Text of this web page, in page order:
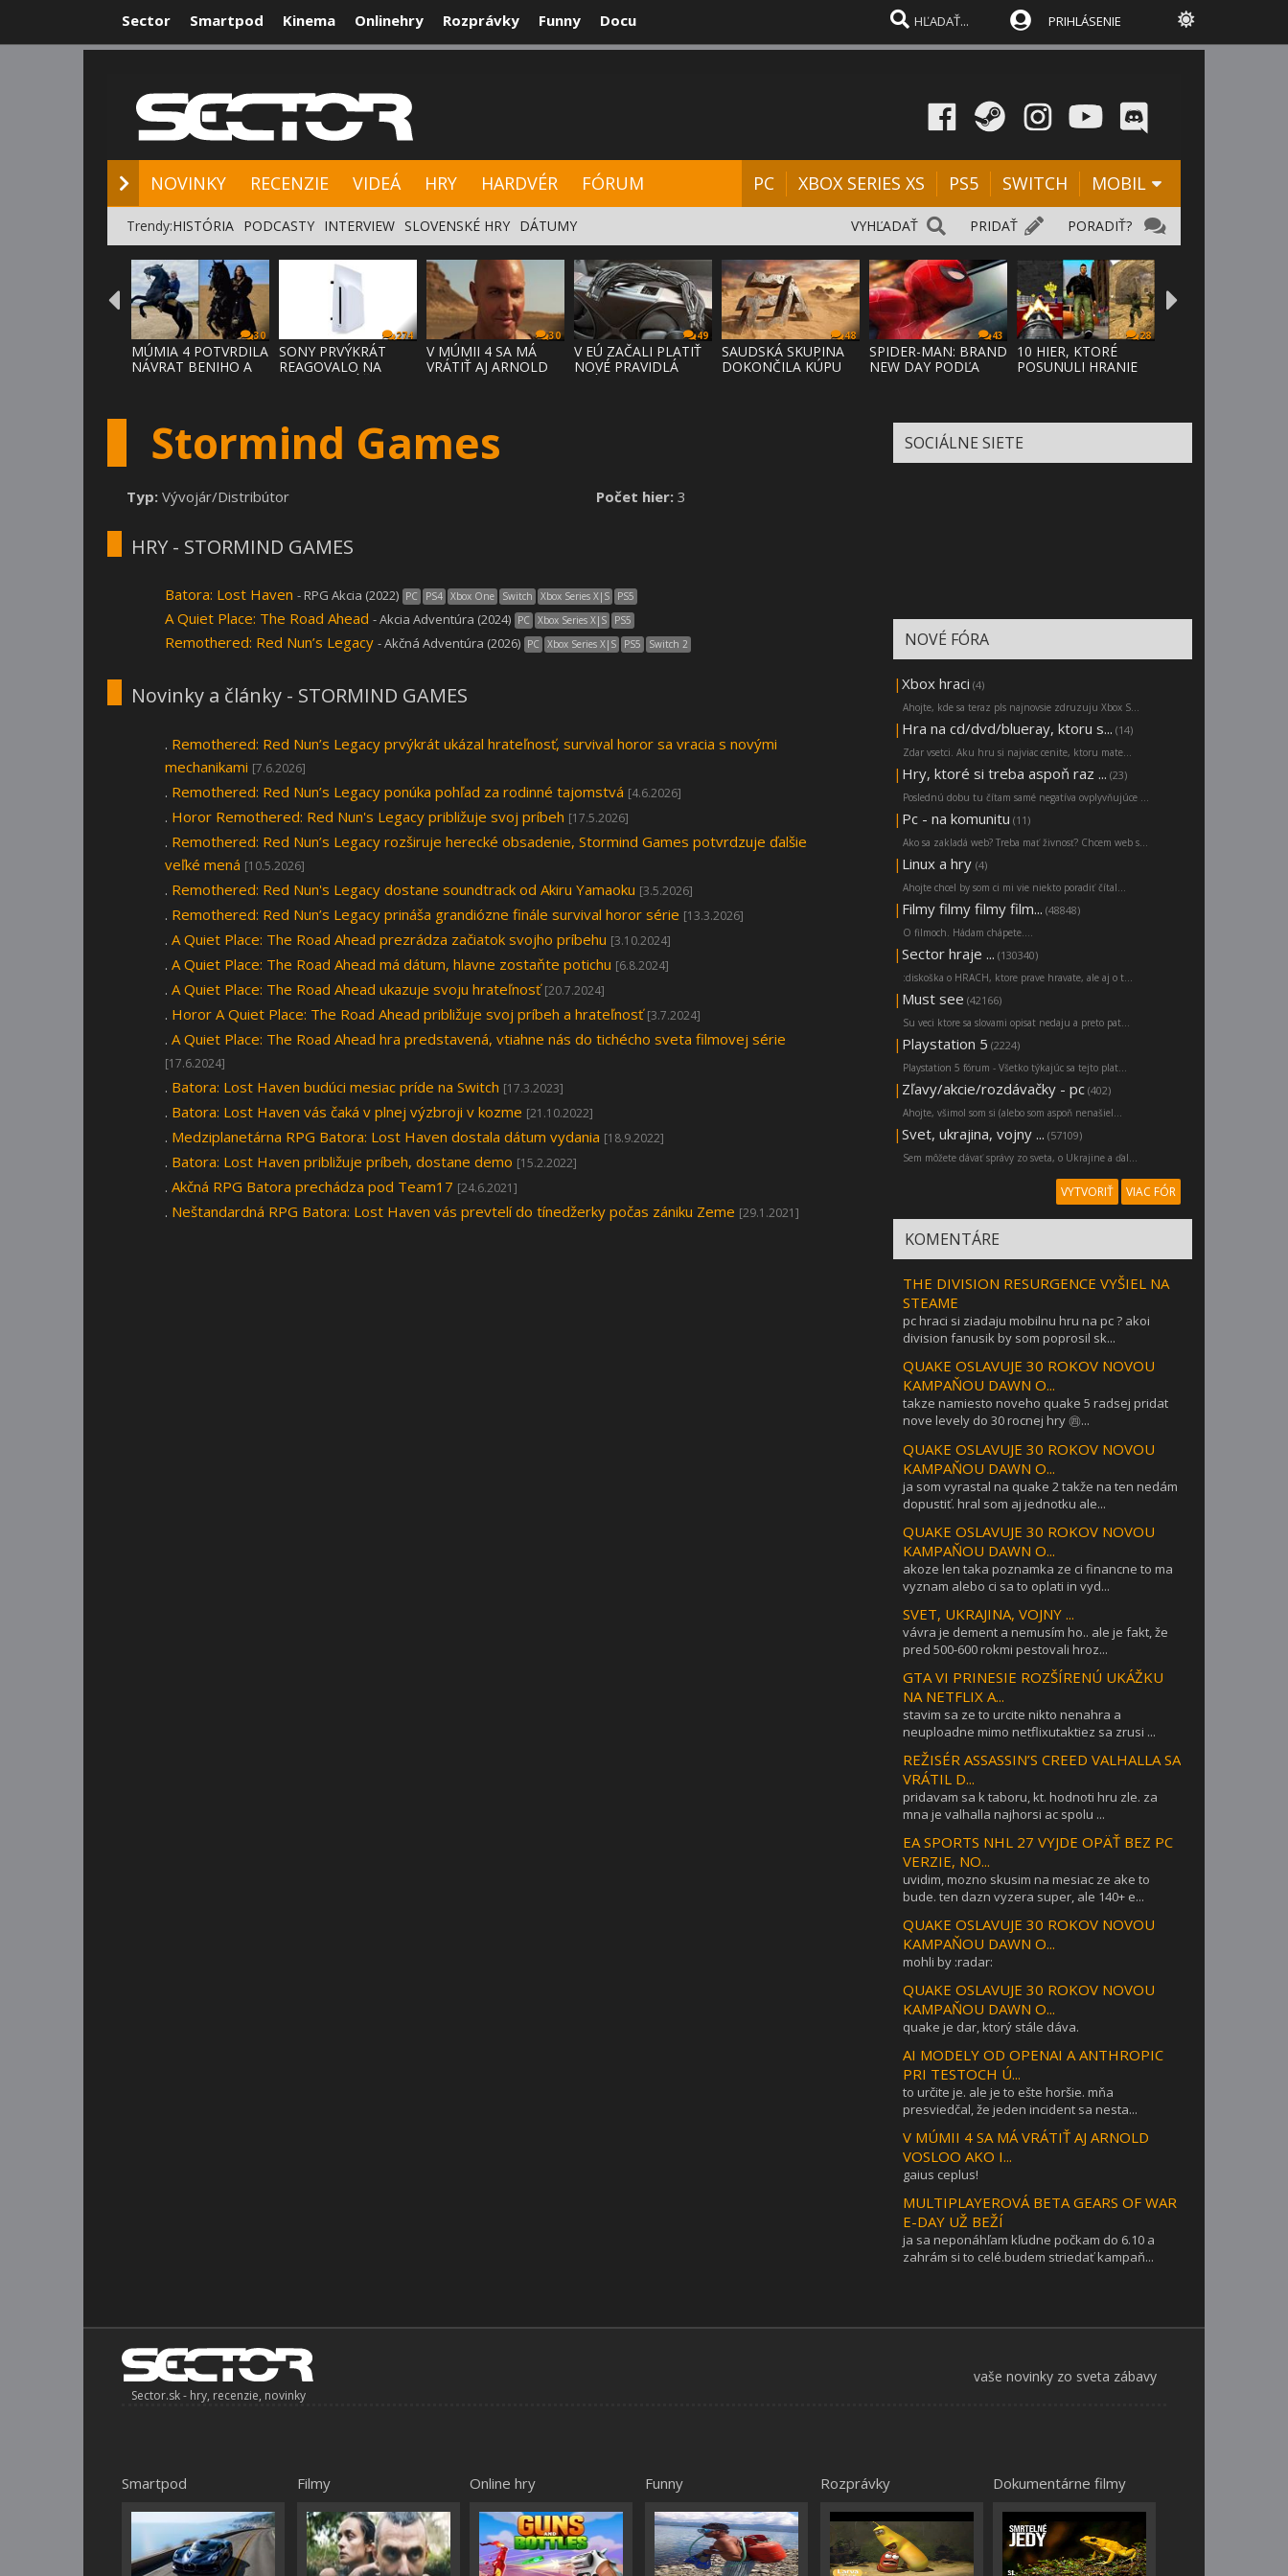
Sector Smartpod Kinema Onlinehry Rozprávky Funny Docu PRIHLÁSENIE
NOVINKY RECENZIE VIDEÁ HRY HARDVÉR FÓRUM PC XBOX SERIES XS PS5 SWITCH MOBIL
PORADIŤ?
PRIDAŤ
VYHĽADAŤ
Trendy:HISTÓRIA PODCASTY INTERVIEW SLOVENSKÉ HRY DÁTUMY
30
MÚMIA 4 POTVRDILA
NÁVRAT BENIHO A
274
SONY PRVÝKRÁT
REAGOVALO NA
30
V MÚMII 4 SA MÁ
VRÁTIŤ AJ ARNOLD
49
V EÚ ZAČALI PLATIŤ
NOVÉ PRAVIDLÁ
48
SAUDSKÁ SKUPINA
DOKONČILA KÚPU
43
SPIDER-MAN: BRAND
NEW DAY PODĽA
28
10 HIER, KTORÉ
POSUNULI HRANIE
Stormind Games
Počet hier: 3
Typ: Vývojár/Distribútor
HRY - STORMIND GAMES
Batora: Lost Haven - RPG Akcia (2022) PC PS4 Xbox One Switch Xbox Series X|S PS5
A Quiet Place: The Road Ahead - Akcia Adventúra (2024) PC Xbox Series X|S PS5
Remothered: Red Nun’s Legacy - Akčná Adventúra (2026) PC Xbox Series X|S PS5 Switch 2
Novinky a články - STORMIND GAMES
. Remothered: Red Nun’s Legacy prvýkrát ukázal hrateľnosť, survival horor sa vracia s novými
mechanikami [7.6.2026]
. Remothered: Red Nun’s Legacy ponúka pohľad za rodinné tajomstvá [4.6.2026]
. Horor Remothered: Red Nun's Legacy približuje svoj príbeh [17.5.2026]
. Remothered: Red Nun’s Legacy rozširuje herecké obsadenie, Stormind Games potvrdzuje ďalšie
veľké mená [10.5.2026]
. Remothered: Red Nun's Legacy dostane soundtrack od Akiru Yamaoku [3.5.2026]
. Remothered: Red Nun’s Legacy prináša grandiózne finále survival horor série [13.3.2026]
. A Quiet Place: The Road Ahead prezrádza začiatok svojho príbehu [3.10.2024]
. A Quiet Place: The Road Ahead má dátum, hlavne zostaňte potichu [6.8.2024]
. A Quiet Place: The Road Ahead ukazuje svoju hrateľnosť [20.7.2024]
. Horor A Quiet Place: The Road Ahead približuje svoj príbeh a hrateľnosť [3.7.2024]
. A Quiet Place: The Road Ahead hra predstavená, vtiahne nás do tichécho sveta filmovej série
[17.6.2024]
. Batora: Lost Haven budúci mesiac príde na Switch [17.3.2023]
. Batora: Lost Haven vás čaká v plnej výzbroji v kozme [21.10.2022]
. Medziplanetárna RPG Batora: Lost Haven dostala dátum vydania [18.9.2022]
. Batora: Lost Haven približuje príbeh, dostane demo [15.2.2022]
. Akčná RPG Batora prechádza pod Team17 [24.6.2021]
. Neštandardná RPG Batora: Lost Haven vás prevtelí do tínedžerky počas zániku Zeme [29.1.2021]
SOCIÁLNE SIETE
NOVÉ FÓRA
| Xbox hraci (4)
Ahojte, kde sa teraz pls najnovsie zdruzuju Xbox S...
| Hra na cd/dvd/blueray, ktoru s... (14)
Zdar vsetci. Aku hru si najviac cenite, ktoru mate...
| Hry, ktoré si treba aspoň raz ... (23)
Poslednú dobu tu čítam samé negatíva ovplyvňujúce ...
| Pc - na komunitu (11)
Ako sa zakladá web? Treba mať živnosť? Chcem web s...
| Linux a hry (4)
Ahojte chcel by som ci mi vie niekto poradiť čítal...
| Filmy filmy filmy film... (48848)
O filmoch. Hádam chápete....
| Sector hraje ... (130340)
:diskoška o HRACH, ktore prave hravate, ale aj o t...
| Must see (42166)
Su veci ktore sa slovami opisat nedaju a preto pat...
| Playstation 5 (2224)
Playstation 5 fórum - Všetko týkajúc sa tejto plat...
| Zľavy/akcie/rozdávačky - pc (402)
Ahojte, všimol som si (alebo som aspoň nenašiel...
| Svet, ukrajina, vojny ... (57109)
Sem môžete dávať správy zo sveta, o Ukrajine a ďal...
VYTVORIŤ VIAC FÓR
KOMENTÁRE
THE DIVISION RESURGENCE VYŠIEL NA
STEAME
pc hraci si ziadaju mobilnu hru na pc ? akoi
division fanusik by som poprosil sk...
QUAKE OSLAVUJE 30 ROKOV NOVOU
KAMPAŇOU DAWN O...
takze namiesto noveho quake 5 radsej pridat
nove levely do 30 rocnej hry ㊃...
QUAKE OSLAVUJE 30 ROKOV NOVOU
KAMPAŇOU DAWN O...
ja som vyrastal na quake 2 takže na ten nedám
dopustiť. hral som aj jednotku ale...
QUAKE OSLAVUJE 30 ROKOV NOVOU
KAMPAŇOU DAWN O...
akoze len taka poznamka ze ci financne to ma
vyznam alebo ci sa to oplati in vyd...
SVET, UKRAJINA, VOJNY ...
vávra je dement a nemusím ho.. ale je fakt, že
pred 500-600 rokmi pestovali hroz...
GTA VI PRINESIE ROZŠÍRENÚ UKÁŽKU
NA NETFLIX A...
stavim sa ze to urcite nikto nenahra a
neuploadne mimo netflixutaktiez sa zrusi ...
REŽISÉR ASSASSIN’S CREED VALHALLA SA
VRÁTIL D...
pridavam sa k taboru, kt. hodnoti hru zle. za
mna je valhalla najhorsi ac spolu ...
EA SPORTS NHL 27 VYJDE OPÄŤ BEZ PC
VERZIE, NO...
uvidim, mozno skusim na mesiac ze ake to
bude. ten dazn vyzera super, ale 140+ e...
QUAKE OSLAVUJE 30 ROKOV NOVOU
KAMPAŇOU DAWN O...
mohli by :radar:
QUAKE OSLAVUJE 30 ROKOV NOVOU
KAMPAŇOU DAWN O...
quake je dar, ktorý stále dáva.
AI MODELY OD OPENAI A ANTHROPIC
PRI TESTOCH Ú...
to určite je. ale je to ešte horšie. mňa
presviedčal, že jeden incident sa nesta...
V MÚMII 4 SA MÁ VRÁTIŤ AJ ARNOLD
VOSLOO AKO I...
gaius ceplus!
MULTIPLAYEROVÁ BETA GEARS OF WAR
E-DAY UŽ BEŽÍ
ja sa neponáhľam kľudne počkam do 6.10 a
zahrám si to celé.budem striedať kampaň...
vaše novinky zo sveta zábavy
Sector.sk - hry, recenzie, novinky
Smartpod Filmy Online hry Funny Rozprávky Dokumentárne filmy